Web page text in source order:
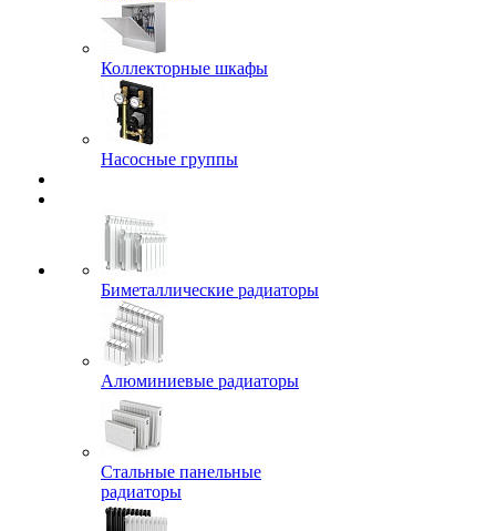
Коллекторные шкафы
Насосные группы
Биметаллические радиаторы
Алюминиевые радиаторы
Стальные панельные
радиаторы